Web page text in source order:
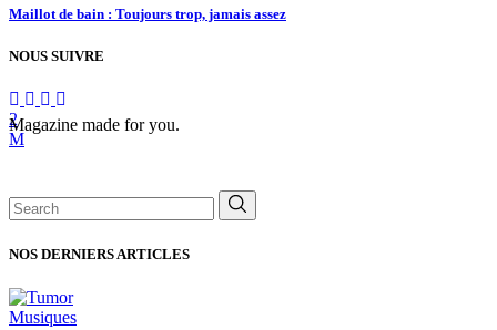
Maillot de bain : Toujours trop, jamais assez
NOUS SUIVRE
Magazine made for you.
Search
for:
NOS DERNIERS ARTICLES
Musiques